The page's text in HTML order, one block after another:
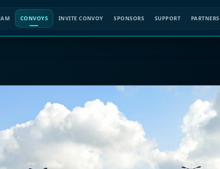
CONVOYS INVITE CONVOY SPONSORS SUPPORT PARTNERS